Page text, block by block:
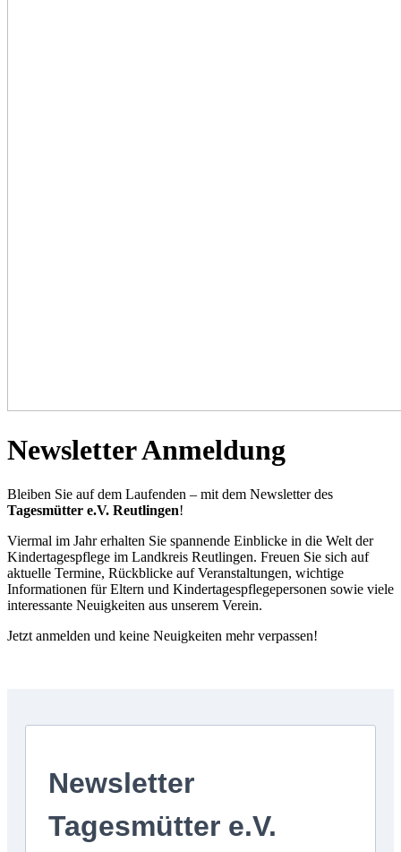
Newsletter Anmeldung
Bleiben Sie auf dem Laufenden – mit dem Newsletter des
Tagesmütter e.V. Reutlingen!
Viermal im Jahr erhalten Sie spannende Einblicke in die Welt der
Kindertagespflege im Landkreis Reutlingen. Freuen Sie sich auf
aktuelle Termine, Rückblicke auf Veranstaltungen, wichtige
Informationen für Eltern und Kindertagespflegepersonen sowie viele
interessante Neuigkeiten aus unserem Verein.
Jetzt anmelden und keine Neuigkeiten mehr verpassen!